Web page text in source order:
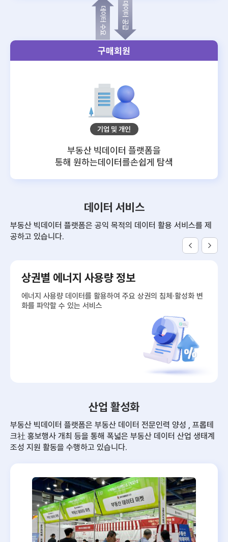
데이터 공급
데이터 수요
구매회원
기업 및 개인
부동산 빅데이터 플랫폼을
통해 원하는데이터를손쉽게 탐색
데이터 서비스
부동산 빅데이터 플랫폼은 공익 목적의 데이터 활용 서비스를 제
공하고 있습니다.
상권별 에너지 사용량 정보
에너지 사용량 데이터를 활용하여 주요 상권의 침체·활성화 변
화를 파악할 수 있는 서비스
산업 활성화
부동산 빅데이터 플랫폼은 부동산 데이터 전문인력 양성 , 프롭테
크社 홍보행사 개최 등을 통해 폭넓은 부동산 데이터 산업 생태계
조성 지원 활동을 수행하고 있습니다.